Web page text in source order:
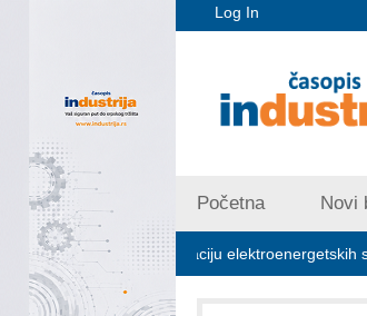
Log In
Početna Novi
za stabilizaciju elektroenergetskih sistema u